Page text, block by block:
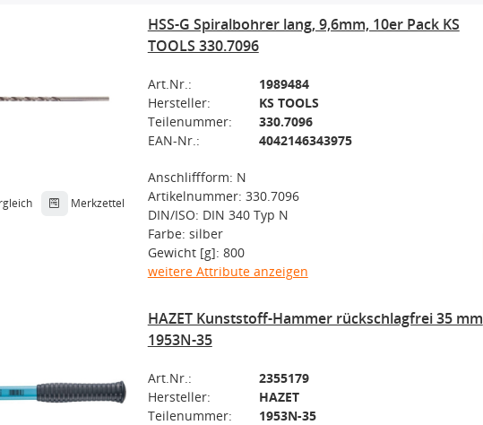
Merkzettel
HSS-G Spiralbohrer lang, 9,6mm, 10er Pack KS
TOOLS 330.7096
Art.Nr.:
1989484
Hersteller:
KS TOOLS
Teilenummer:
330.7096
EAN-Nr.:
4042146343975
Anschliffform: N
Artikelnummer: 330.7096
DIN/ISO: DIN 340 Typ N
Farbe: silber
Gewicht [g]: 800
weitere Attribute anzeigen
HAZET Kunststoff-Hammer rückschlagfrei 35 mm
1953N-35
Art.Nr.:
2355179
Hersteller:
HAZET
Teilenummer:
1953N-35